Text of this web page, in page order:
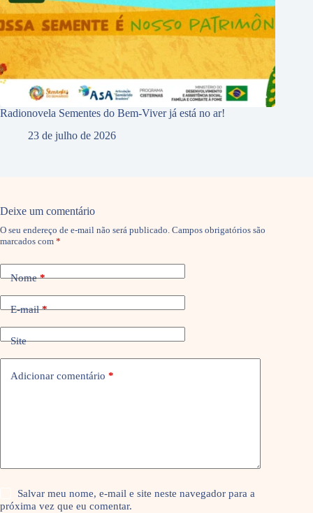
Radionovela Sementes do Bem-Viver já está no ar!
23 de julho de 2026
Deixe um comentário
O seu endereço de e-mail não será publicado. Campos obrigatórios são
marcados com *
Nome*
E-mail*
Site
Adicionar comentário *
Salvar meu nome, e-mail e site neste navegador para a
próxima vez que eu comentar.